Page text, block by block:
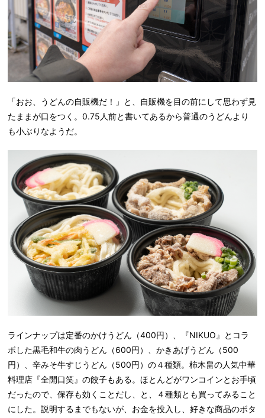
「おお、うどんの自販機だ！」と、自販機を目の前にして思わず見
たままが口をつく。0.75人前と書いてあるから普通のうどんより
も小ぶりなようだ。
ラインナップは定番のかけうどん（400円）、『NIKUO』とコラ
ボした黒毛和牛の肉うどん（600円）、かきあげうどん（500
円）、辛みそ牛すじうどん（500円）の４種類。柿木畠の人気中華
料理店『全開口笑』の餃子もある。ほとんどがワンコインとお手頃
だったので、保存も効くことだし、と、４種類とも買ってみること
にした。説明するまでもないが、お金を投入し、好きな商品のボタ